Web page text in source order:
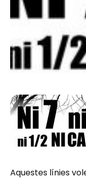
Aquestes línies